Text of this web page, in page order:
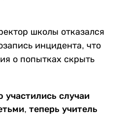
школы отказался
инцидента, что
о попытках скрыть
участились случаи
теперь учитель